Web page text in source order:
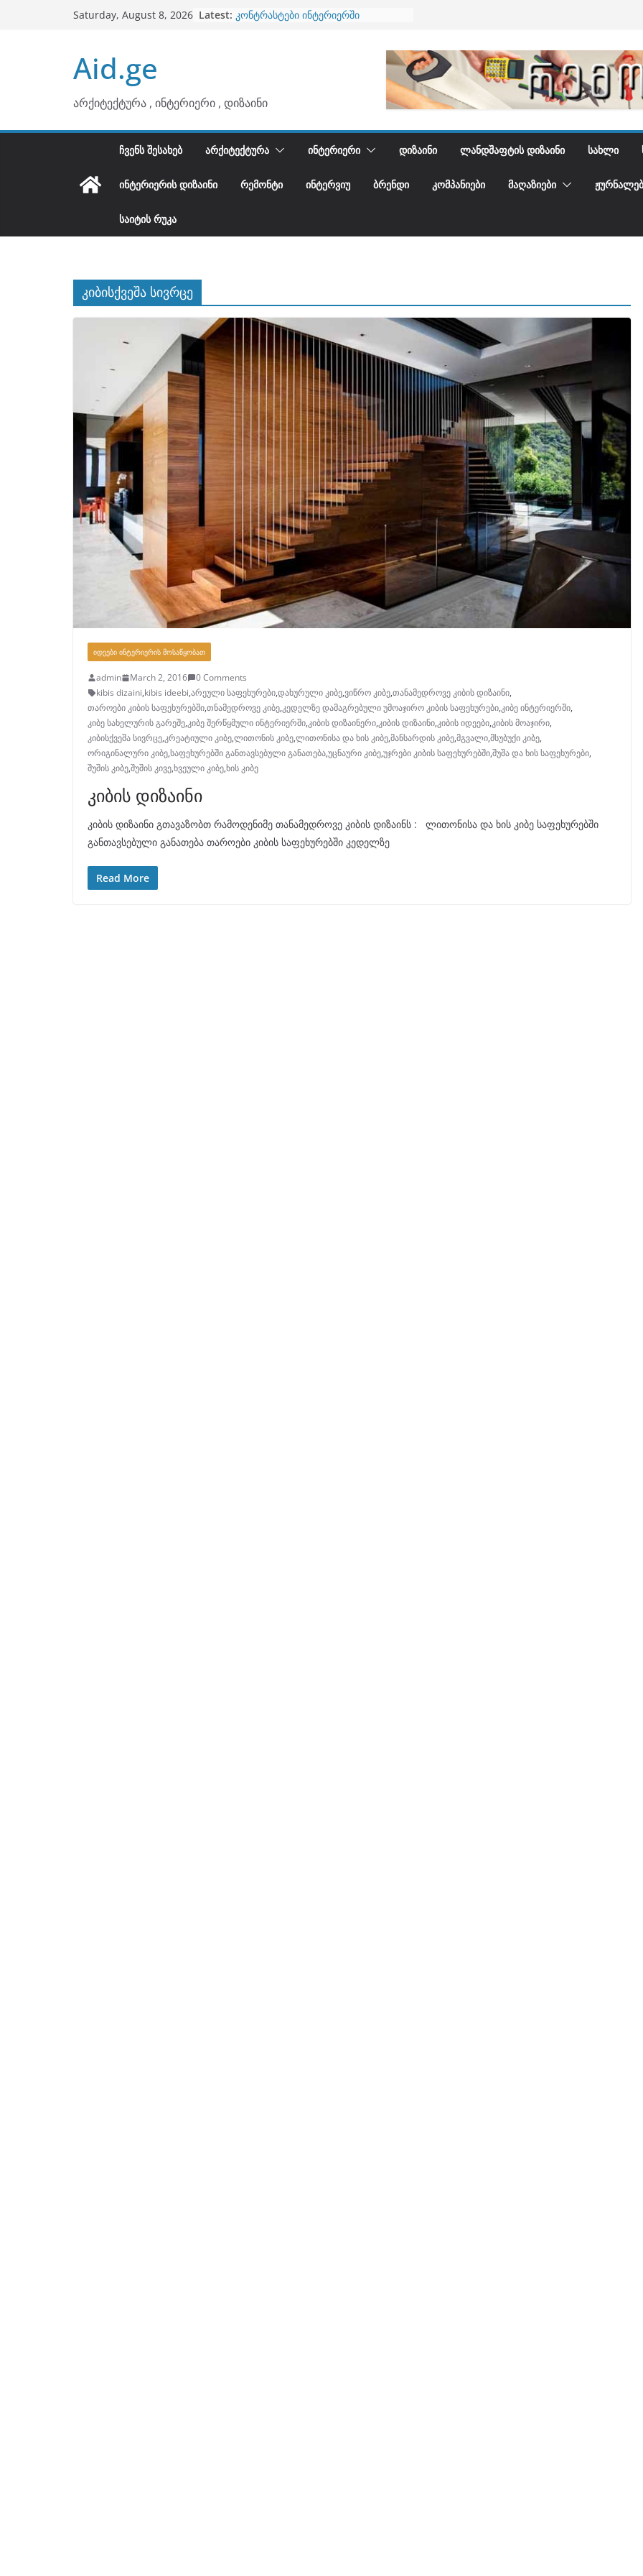
Saturday, August 8, 2026 Latest: კონტრასტები ინტერიერში
Aid.ge
არქიტექტურა , ინტერიერი , დიზაინი
ᲩᲕᲔᲜᲡ ᲨᲔᲡᲐᲮᲔᲑ ᲐᲠᲥᲘᲢᲔᲥᲢᲣᲠᲐ ᲘᲜᲢᲔᲠᲘᲔᲠᲘ ᲓᲘᲖᲐᲘᲜᲘ ᲚᲐᲜᲓᲨᲐᲤᲢᲘᲡ ᲓᲘᲖᲐᲘᲜᲘ ᲡᲐᲮᲚᲘ
ᲘᲜᲢᲔᲠᲘᲔᲠᲘᲡ ᲓᲘᲖᲐᲘᲜᲘ ᲠᲔᲛᲝᲜᲢᲘ ᲘᲜᲢᲔᲠᲕᲘᲣ ᲑᲠᲔᲜᲓᲘ ᲙᲝᲛᲞᲐᲜᲘᲔᲑᲘ ᲛᲐᲦᲐᲖᲘᲔᲑᲘ
ᲡᲐᲘᲢᲘᲡ ᲠᲣᲙᲐ
კიბისქვეშა სივრცე
ᲘᲓᲔᲔᲑᲘ ᲘᲜᲢᲔᲠᲘᲔᲠᲘᲡ ᲛᲝᲡᲐᲬᲧᲝᲑᲐᲗ
admin March 2, 2016
0 Comments
kibis dizaini,kibis ideebi,არეული საფეხურები,დახურული კიბე,ვიწრო კიბე,თანამედროვე კიბის დიზაინი,
თაროები კიბის საფეხურებში,თნამედროვე კიბე,კედელზე დამაგრებული უმოაჯირო კიბის საფეხურები,კიბე ინტერიერში,
კიბე სახელურის გარეშე,კიბე შერწყმული ინტერიერში,კიბის დიზაინერი,კიბის დიზაინი,კიბის იდეები,კიბის მოაჯირი,
კიბისქვეშა სივრცე,კრეატიული კიბე,ლითონის კიბე,ლითონისა და ხის კიბე,მანსარდის კიბე,მგვალი,მსუბუქი კიბე,
ორიგინალური კიბე,საფეხურებში განთავსებული განათება,უცნაური კიბე,უჯრები კიბის საფეხურებში,შუშა და ხის საფეხურები,
შუშის კიბე,შუშის კივე,ხვეული კიბე,ხის კიბე
კიბის დიზაინი
კიბის დიზაინი გთავაზობთ რამოდენიმე თანამედროვე კიბის დიზაინს : ლითონისა და ხის კიბე საფეხურებში
განთავსებული განათება თაროები კიბის საფეხურებში კედელზე
Read More